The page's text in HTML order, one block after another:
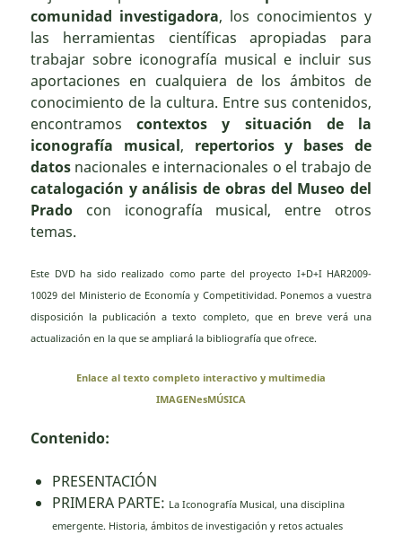
comunidad investigadora, los conocimientos y
las herramientas científicas apropiadas para
trabajar sobre iconografía musical e incluir sus
aportaciones en cualquiera de los ámbitos de
conocimiento de la cultura. Entre sus contenidos,
encontramoscontextos y situación de la
iconografía musical, repertorios y bases de
datos nacionales e internacionales o el trabajo de
catalogación y análisis de obras del Museo del
Prado con iconografía musical, entre otros
temas.
Este DVD ha sido realizado como parte del proyecto I+D+I HAR2009-
10029 del Ministerio de Economía y Competitividad. Ponemos a vuestra
disposición la publicación a texto completo, que en breve verá una
actualización en la que se ampliará la bibliografía que ofrece.
Enlace al texto completo interactivo y multimedia
IMAGENesMÚSICA
Contenido:
PRESENTACIÓN
PRIMERA PARTE: La Iconografía Musical, una disciplina
emergente. Historia, ámbitos de investigación y retos actuales